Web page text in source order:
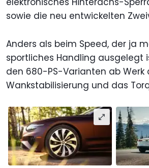
sowie die neu entwickelten
Anders als beim Speed, der ja
sportliches Handling ausgelegt
den 680-PS-Varianten ab Werk
Wankstabilisierung und das